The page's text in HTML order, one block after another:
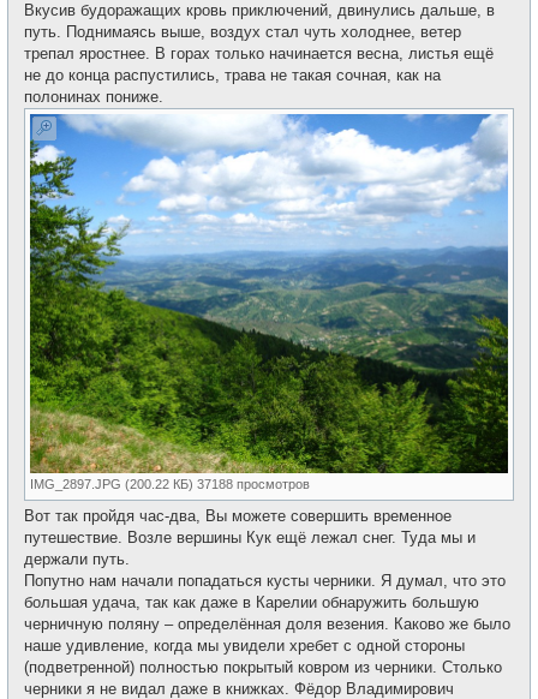
Вкусив будоражащих кровь приключений, двинулись дальше, в
путь. Поднимаясь выше, воздух стал чуть холоднее, ветер
трепал яростнее. В горах только начинается весна, листья ещё
не до конца распустились, трава не такая сочная, как на
полонинах пониже.
IMG_2897.JPG (200.22 КБ) 37188 просмотров
Вот так пройдя час-два, Вы можете совершить временное
путешествие. Возле вершины Кук ещё лежал снег. Туда мы и
держали путь.
Попутно нам начали попадаться кусты черники. Я думал, что это
большая удача, так как даже в Карелии обнаружить большую
черничную поляну – определённая доля везения. Каково же было
наше удивление, когда мы увидели хребет с одной стороны
(подветренной) полностью покрытый ковром из черники. Столько
черники я не видал даже в книжках. Фёдор Владимирович